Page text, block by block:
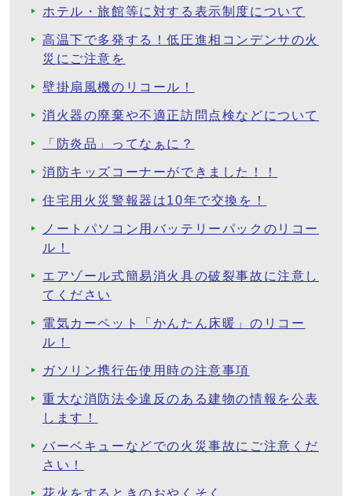
ホテル・旅館等に対する表示制度について
高温下で多発する！低圧進相コンデンサの火
災にご注意を
壁掛扇風機のリコール！
消火器の廃棄や不適正訪問点検などについて
「防炎品」ってなぁに？
消防キッズコーナーができました！！
住宅用火災警報器は10年で交換を！
ノートパソコン用バッテリーパックのリコー
ル！
エアゾール式簡易消火具の破裂事故に注意し
てください
電気カーペット「かんたん床暖」のリコー
ル！
ガソリン携行缶使用時の注意事項
重大な消防法令違反のある建物の情報を公表
します！
バーベキューなどでの火災事故にご注意くだ
さい！
花火をするときのおやくそく